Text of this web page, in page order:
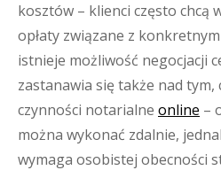
kosztów – klienci często chcą
opłaty związane z
istnieje możliwość negocjacji
zastanawia się także nad tym,
czynności notarialne online –
można wykonać zdalnie,
wymaga osobistej obecności